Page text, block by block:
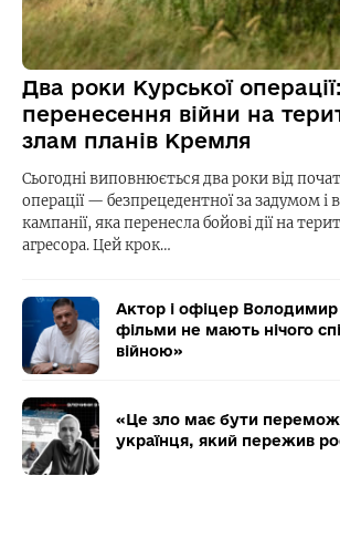
Два роки Курської операції:
перенесення війни на
злам планів Кремля
Сьогодні виповнюється два роки від
операції — безпрецедентної за задумом
кампанії, яка перенесла бойові дії на
агресора. Цей крок…
Актор і офіцер
фільми не мають нічого
війною»
«Це зло має бути
українця, який пережив